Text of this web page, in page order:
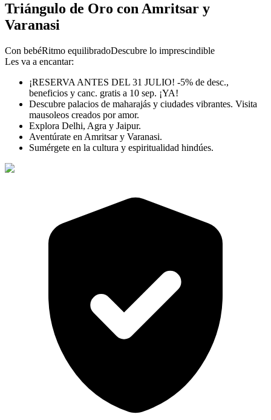
Triángulo de Oro con Amritsar y
Varanasi
Con bebéRitmo equilibradoDescubre lo imprescindible
Les va a encantar:
¡RESERVA ANTES DEL 31 JULIO! -5% de desc.,
beneficios y canc. gratis a 10 sep. ¡YA!
Descubre palacios de maharajás y ciudades vibrantes. Visita
mausoleos creados por amor.
Explora Delhi, Agra y Jaipur.
Aventúrate en Amritsar y Varanasi.
Sumérgete en la cultura y espiritualidad hindúes.